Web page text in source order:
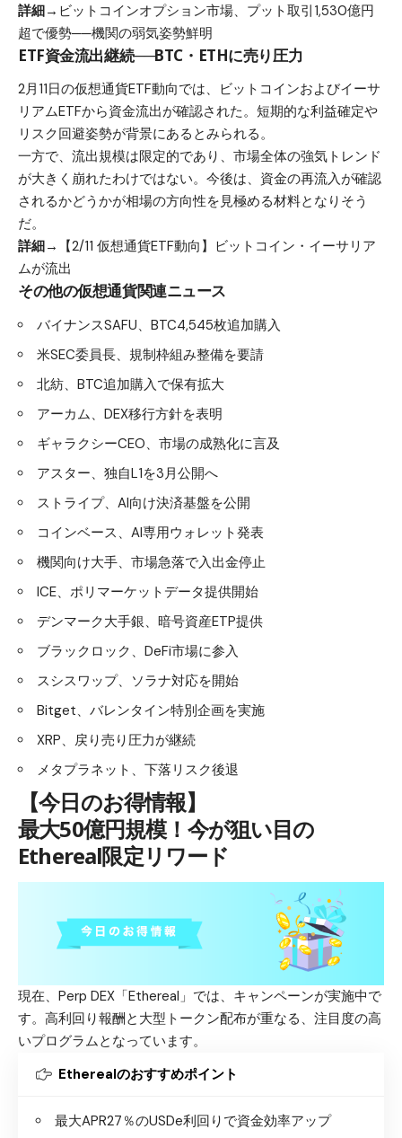
詳細→ ビットコインオプション市場、プット取引1,530億円
超で優勢──機関の弱気姿勢鮮明
ETF資金流出継続──BTC・ETHに売り圧力
2月11日の仮想通貨ETF動向では、ビットコインおよびイーサ
リアムETFから資金流出が確認された。短期的な利益確定や
リスク回避姿勢が背景にあるとみられる。
一方で、流出規模は限定的であり、市場全体の強気トレンド
が大きく崩れたわけではない。今後は、資金の再流入が確認
されるかどうかが相場の方向性を見極める材料となりそう
だ。
詳細→
【2/11 仮想通貨ETF動向】ビットコイン・イーサリア
ムが流出
その他の仮想通貨関連ニュース
バイナンスSAFU、BTC4,545枚追加購入
米SEC委員長、規制枠組み整備を要請
北紡、BTC追加購入で保有拡大
アーカム、DEX移行方針を表明
ギャラクシーCEO、市場の成熟化に言及
アスター、独自L1を3月公開へ
ストライプ、AI向け決済基盤を公開
コインベース、AI専用ウォレット発表
機関向け大手、市場急落で入出金停止
ICE、ポリマーケットデータ提供開始
デンマーク大手銀、暗号資産ETP提供
ブラックロック、DeFi市場に参入
スシスワップ、ソラナ対応を開始
Bitget、バレンタイン特別企画を実施
XRP、戻り売り圧力が継続
メタプラネット、下落リスク後退
【今日のお得情報】
最大50億円規模！今が狙い目の
Ethereal限定リワード
現在、Perp DEX「Ethereal」では、キャンペーンが実施中で
す。高利回り報酬と大型トークン配布が重なる、注目度の高
いプログラムとなっています。
Etherealのおすすめポイント
最大APR27％のUSDe利回りで資金効率アップ